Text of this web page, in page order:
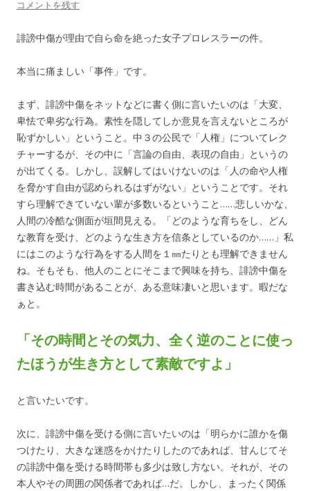
コメントを残す
誹謗中傷が理由で自ら命を絶った女子プロレスラーの件。
本当に痛ましい「事件」です。
まず、誹謗中傷をネットなどに書く側に言いたいのは「大変、
卑怯で卑劣な行為。素性を隠してしか意見を言えないところが
恥ずかしい」ということ。中３の公民で「人権」についてレク
チャーするが、その中に「言論の自由、表現の自由」というの
が出てくる。しかし、誤解してはいけないのは「人の命や人権
を脅かす自由が認められるはずがない」ということです。それ
すら理解できていない輩が多数いるということ……悲しいかな、
人間の冷酷な側面が垣間見える。「どのような育ちをし、どん
な教育を受け、どのような生き方を信条としているのか……」私
にはこのような行為をする人間を１㎜たりとも理解できません
ね。そもそも、他人のことにそこまで興味を持ち、誹謗中傷を
書き込む時間があることが、ある意味凄いと思います。暇だな
ぁと。
「その時間とその気力、全く逆のことに使っ
たほうが生き方として素敵ですよ」
と言いたいです。
次に、誹謗中傷を受ける側に言いたいのは「明らかに誰かを傷
つけたり、大きな迷惑をかけたりしたのであれば、甘んじてそ
の誹謗中傷を受ける時間帯も多少は致し方ない。それが、その
本人やその周囲の関係者であれば…だ。しかし、まったく関係